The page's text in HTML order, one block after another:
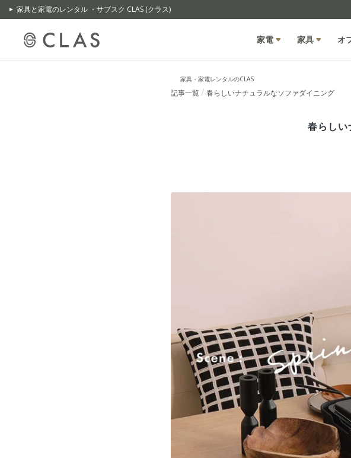
家具と家電のレンタル ・サブスク CLAS (クラス)
家電 家具 オ
家具・家電レンタルのCLAS
記事一覧 春らしいナチュラルなソファダイニング
春らしい